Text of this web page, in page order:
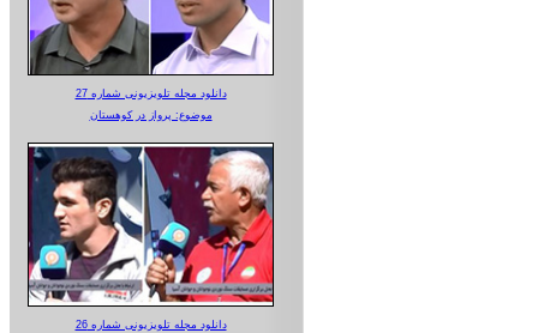
دانلود مجله تلویزیونی شماره 27
موضوع: پرواز در کوهستان
دانلود مجله تلویزیونی شماره 26